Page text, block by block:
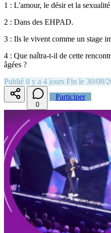
1 : L'amour, le désir et la sexualité
2 : Dans des EHPAD.
3 : Ils le vivent comme un stage
4 : Que naîtra-t-il de cette
âgées ?
Publié il y a 4 jours Fin le 30/08/
0
Participer